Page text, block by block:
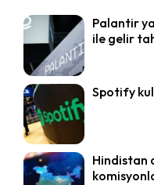
Palantir
ile gelir
Spotify
Hindistan